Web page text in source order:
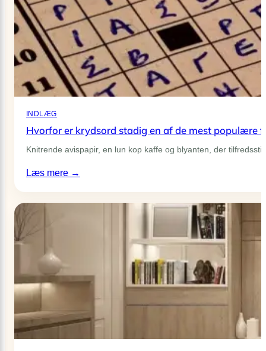
63105986,
og
hvad
bør
du
være
opmærksom
INDLÆG
Hvorfor er krydsord stadig en af de mest populære
Knitrende avispapir, en lun kop kaffe og blyanten, der
Læs mere →
er
de
fritidsaktiviteter?